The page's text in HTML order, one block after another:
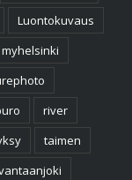
Luontokuvaus
myhelsinki
river
taimen